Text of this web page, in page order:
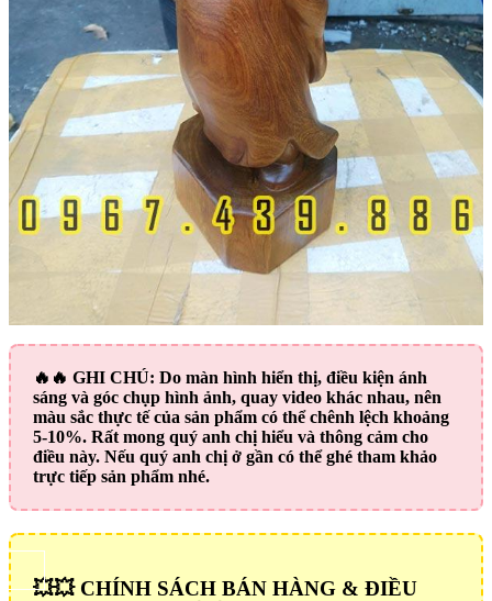
🔥🔥 GHI CHÚ: Do màn hình hiển thị, điều kiện ánh
sáng và góc chụp hình ảnh, quay video khác nhau, nên
màu sắc thực tế của sản phẩm có thể chênh lệch khoảng
5-10%. Rất mong quý anh chị hiểu và thông cảm cho
điều này. Nếu quý anh chị ở gần có thể ghé tham khảo
trực tiếp sản phẩm nhé.
💥💥 CHÍNH SÁCH BÁN HÀNG & ĐIỀU